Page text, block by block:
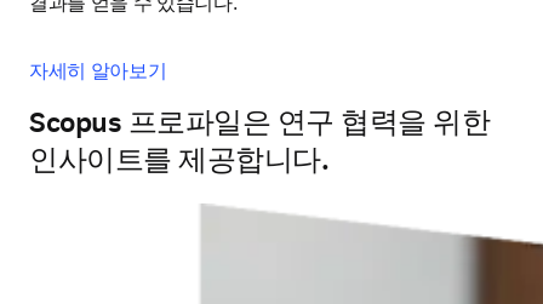
자세히 알아보기
Scopus 프로파일은 연구 협력을 위한
인사이트를 제공합니다.